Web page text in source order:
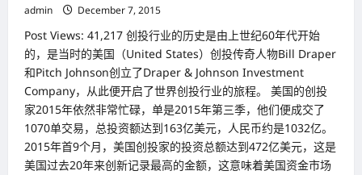
admin
December 7, 2015
Post Views: 41,217 创投行业的历史是由上世纪60年代开始
的，是当时的美国（United States）创投传奇人物Bill Draper
和Pitch Johnson创立了Draper & Johnson Investment
Company，从此便开启了世界创投行业的旅程。 美国的创投
家2015年依然非常忙碌，单是2015年第三季，他们便成交了
1070单交易，总投资额达到163亿美元，人民币约是1032亿。
2015年首9个月，美国创投家的投资总额达到472亿美元，这是
美国过去20年来创新记录最高的金额，这意味着美国资金市场